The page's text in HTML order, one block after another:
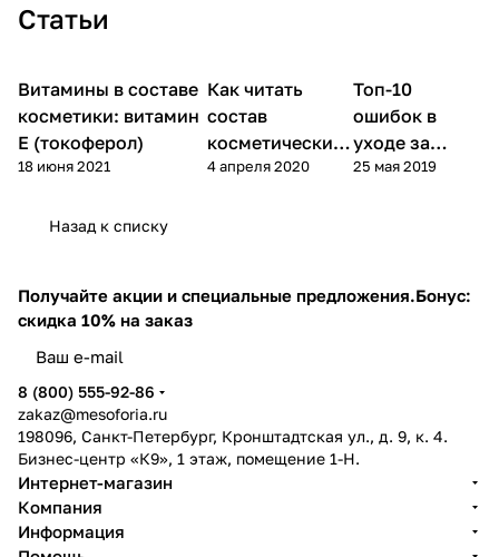
50 мл
Статьи
Уход за лицом
Витамины в составе
косметики: витамин
Е (токоферол)
18 июня 2021
Уход за лицом
Как читать
состав
косметических
средств?
4 апреля 2020
Уход за
лицом
Топ-10
ошибок в
уходе за
кожей лица
25 мая 2019
Назад к списку
Получайте акции и специальные предложения.Бонус:
скидка 10% на заказ
8 (800) 555-92-86
zakaz@mesoforia.ru
198096, Санкт-Петербург, Кронштадтская ул., д. 9, к. 4.
Бизнес-центр «К9», 1 этаж, помещение 1-Н.
Интернет-магазин
Компания
Информация